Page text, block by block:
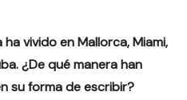
vivido en Mallorca, Miami,
¿De qué manera han
su forma de escribir?